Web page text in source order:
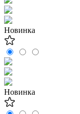
Новинка
Новинка